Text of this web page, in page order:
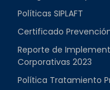
Políticas SIPLAFT
Certificado Prevención
Reporte de
Corporativas 2023
Política Tratamiento